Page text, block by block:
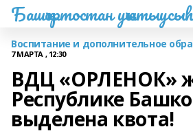
Башҡортостан
Воспитание и дополнительное
7 МАРТА , 12:30
ВДЦ «ОРЛЕНОК»
Республике
выделена квота!